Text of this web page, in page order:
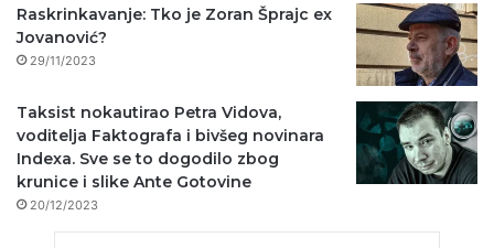
Raskrinkavanje: Tko je Zoran Šprajc ex
Jovanović?
29/11/2023
Taksist nokautirao Petra Vidova,
voditelja Faktografa i bivšeg novinara
Indexa. Sve se to dogodilo zbog
krunice i slike Ante Gotovine
20/12/2023